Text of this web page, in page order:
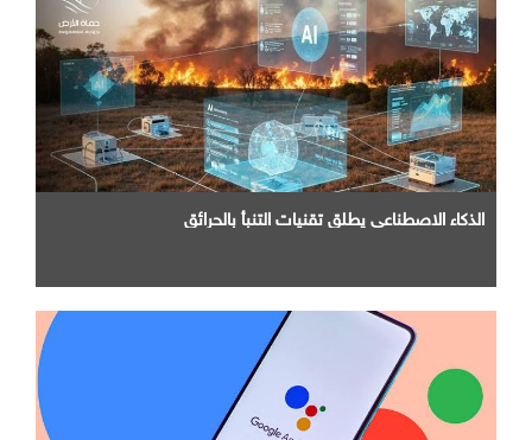
الذكاء الاصطناعي يطلق تقنيات التنبأ بالحرائق